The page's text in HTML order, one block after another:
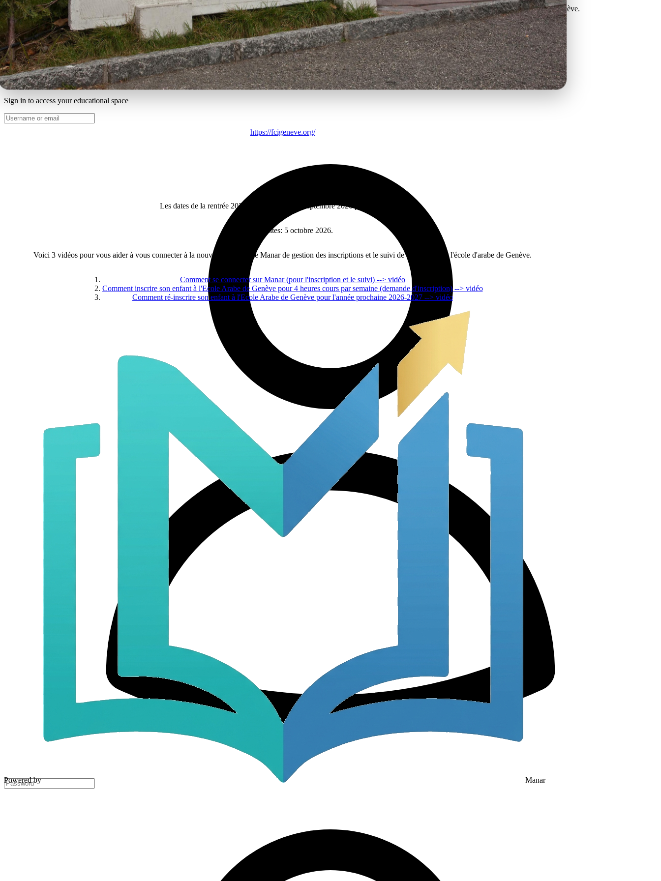
https://fcigeneve.org/
Les dates de la rentrée 2026-2027: 9, 12 et 13 septembre 2026 pour les enfants.
pour les adultes: 5 octobre 2026.
Voici 3 vidéos pour vous aider à vous connecter à la nouvelle plateforme Manar de gestion des inscriptions et le suivi de votre enfant à l'école d'arabe de Genève.
Comment se connecter sur Manar (pour l'inscription et le suivi) --> vidéo
Comment inscrire son enfant à l'Ecole Arabe de Genève pour 4 heures cours par semaine (demande d'inscription) --> vidéo
Comment ré-inscrire son enfant à l'Ecole Arabe de Genève pour l'année prochaine 2026-2027 --> vidéo
Powered by Manar
Open MANAR App → Scan this code
Voici 3 vidéos pour vous aider à vous connecter à la nouvelle plateforme Manar de gestion des inscriptions et le suivi de votre enfant à l'école d'arabe de Genève.
Comment se connecter sur Manar (pour l'inscription et le suivi) --> vidéo
Comment inscrire son enfant à l'Ecole Arabe de Genève pour 4 heures cours par semaine (demande d'inscription) --> vidéo
Comment ré-inscrire son enfant à l'Ecole Arabe de Genève pour l'année prochaine 2026-2027 --> vidéo
Welcome Back!
Sign in to access your educational space